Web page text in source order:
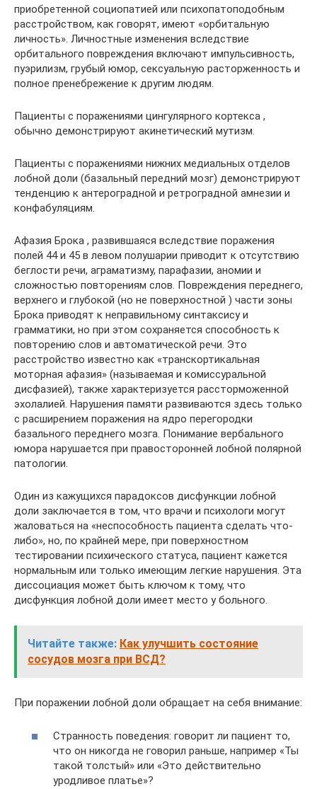
приобретенной социопатией или психопатоподобным
расстройством, как говорят, имеют «орбитальную
личность». Личностные изменения вследствие
орбитального повреждения включают импульсивность,
пуэрилизм, грубый юмор, сексуальную расторженность и
полное пренебрежение к другим людям.
Пациенты с поражениями цингулярного кортекса ,
обычно демонстрируют акинетический мутизм.
Пациенты с поражениями нижних медиальных отделов
лобной доли (базальный передний мозг) демонстрируют
тенденцию к антероградной и ретроградной амнезии и
конфабуляциям.
Афазия Брока , развившаяся вследствие поражения
полей 44 и 45 в левом полушарии приводит к отсутствию
беглости речи, аграматизму, парафазии, аномии и
сложностью повторениям слов. Повреждения переднего,
верхнего и глубокой (но не поверхностной ) части зоны
Брока приводят к неправильному синтаксису и
грамматики, но при этом сохраняется способность к
повторению слов и автоматической речи. Это
расстройство известно как «транскортикальная
моторная афазия» (называемая и комиссуральной
дисфазией), также характеризуется рассторможенной
эхолалией. Нарушения памяти развиваются здесь только
с расширением поражения на ядро ​​перегородки
базального переднего мозга. Понимание вербального
юмора нарушается при правосторонней лобной полярной
патологии.
Один из кажущихся парадоксов дисфункции лобной
доли заключается в том, что врачи и психологи могут
жаловаться на «неспособность пациента сделать что-
либо», но, по крайней мере, при поверхностном
тестировании психического статуса, пациент кажется
нормальным или только имеющим легкие нарушения. Эта
диссоциация может быть ключом к тому, что
дисфункция лобной доли имеет место у больного.
Читайте также: Как улучшить состояние
сосудов мозга при ВСД?
При поражении лобной доли обращает на себя внимание:
Странность поведения: говорит ли пациент то,
что он никогда не говорил раньше, например «Ты
такой толстый» или «Это действительно
уродливое платье»?